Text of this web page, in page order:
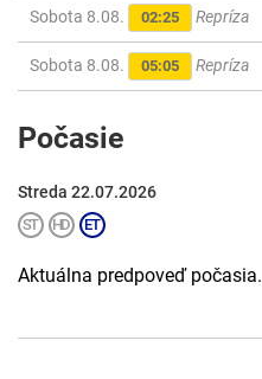
Sobota 8.08. 02:25 Repríza
Sobota 8.08. 05:05 Repríza
Počasie
Streda 22.07.2026
Aktuálna predpoveď počasia.